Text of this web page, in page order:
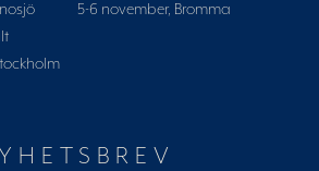
5-6 november, Bromma